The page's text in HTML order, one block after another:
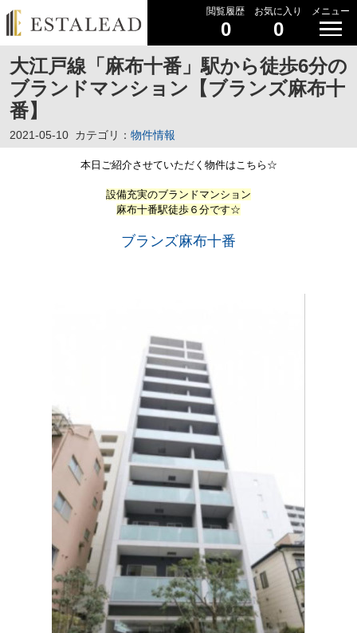
閲覧履歴
0
お気に入り
0
メニュー
大江戸線「麻布十番」駅から徒歩6分の
ブランドマンション【ブランズ麻布十
番】
2021-05-10 カテゴリ： 物件情報
本日ご紹介させていただく物件はこちら☆
設備充実のブランドマンション
麻布十番駅徒歩６分です☆
ブランズ麻布十番